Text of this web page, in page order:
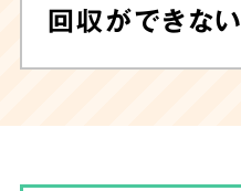
回収ができない